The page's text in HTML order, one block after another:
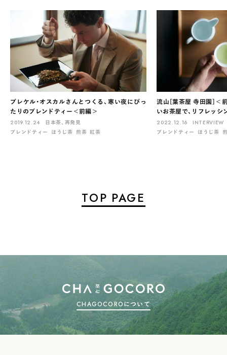
ブレケル・オスカルさんとつくる、寒い夜にぴっ
たりのブレンドティー＜前編＞
2019.12.24
日本茶、再発見
ブレンドティー ほうじ茶 煎茶 紅茶
流山［葉茶屋 寺田園］
いお茶屋で、リフレッ
2022.12.16
INTERVIEW
ブレンドティー ほうじ茶
TOP PAGE
CHAGOCOROについて